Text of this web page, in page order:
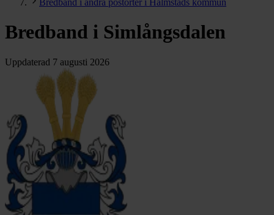
Bredband i andra postorter i Halmstads kommun
Bredband i Simlångsdalen
Uppdaterad 7 augusti 2026